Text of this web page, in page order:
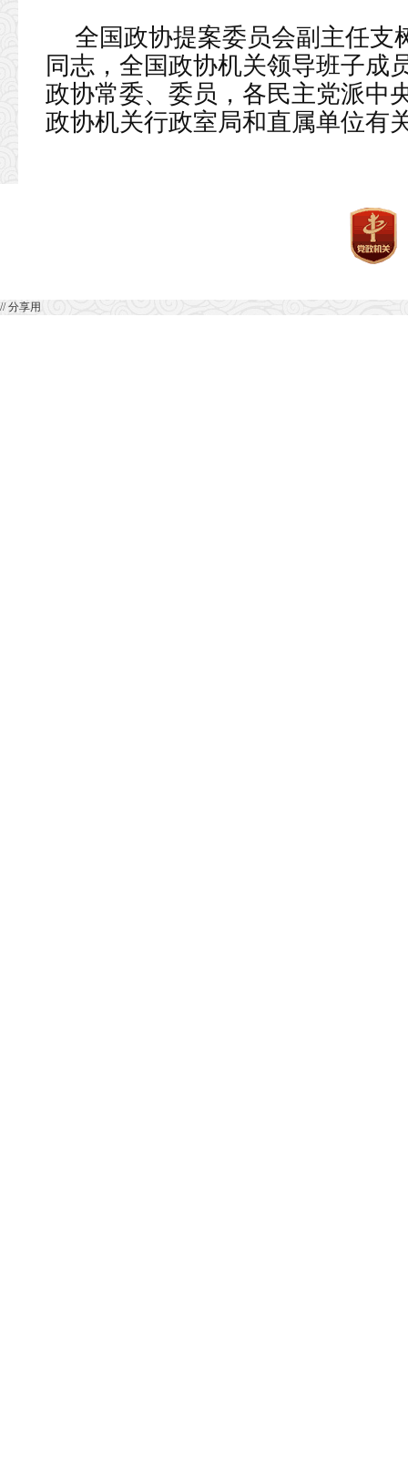
全国政协提案委员会副主任支
同志，全国政协机关领导班子成
政协常委、委员，各民主党派中
政协机关行政室局和直属单位有
// 分享用